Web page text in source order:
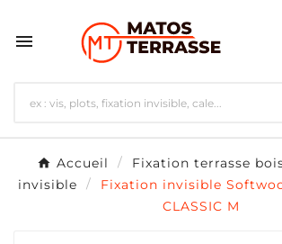

Accueil Fixation terrasse
invisible
Fixation invisible
CLASSIC M